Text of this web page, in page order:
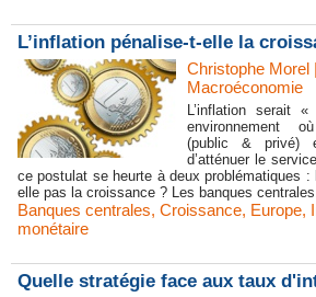
L’inflation pénalise-t-elle la
Christophe Morel
Macroéconomie
L’inflation serait
environnement
(public & privé)
d’atténuer le
ce postulat se heurte à deux problématiques :
elle pas la croissance ? Les banques
Banques centrales, Croissance, Europe,
monétaire
Quelle stratégie face aux taux